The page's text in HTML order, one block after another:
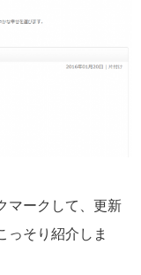
マークして、更新
っそり紹介しま